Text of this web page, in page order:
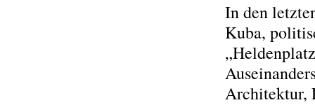
In den
Kuba,
Architektur,